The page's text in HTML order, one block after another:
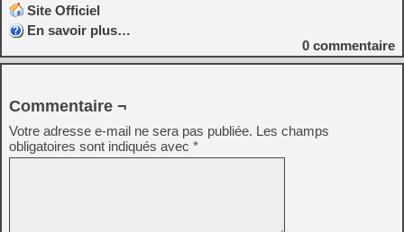
Site Officiel
En savoir plus…
0 commentaire
Commentaire ¬
Votre adresse e-mail ne sera pas publiée. Les champs
obligatoires sont indiqués avec *